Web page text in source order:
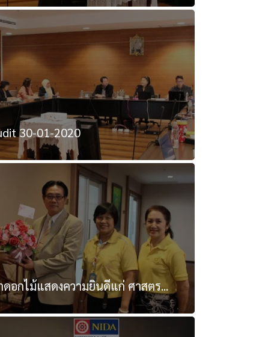
30-01-2020
อกไม้แสดงความยินดีแก่ ศาสตร...